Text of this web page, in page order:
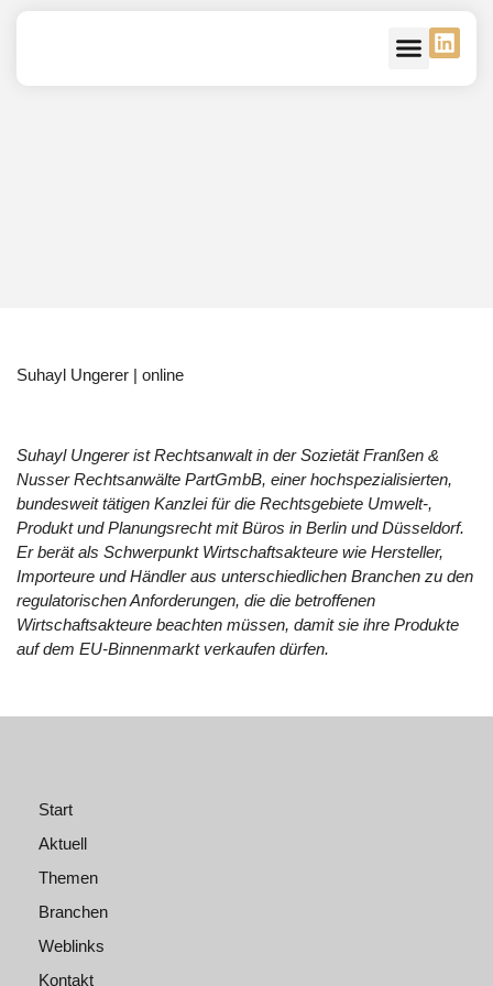
Suhayl Ungerer | online
Suhayl Ungerer ist Rechtsanwalt in der Sozietät Franßen &
Nusser Rechtsanwälte PartGmbB, einer hochspezialisierten,
bundesweit tätigen Kanzlei für die Rechtsgebiete Umwelt-,
Produkt und Planungsrecht mit Büros in Berlin und Düsseldorf.
Er berät als Schwerpunkt Wirtschaftsakteure wie Hersteller,
Importeure und Händler aus unterschiedlichen Branchen zu den
regulatorischen Anforderungen, die die betroffenen
Wirtschaftsakteure beachten müssen, damit sie ihre Produkte
auf dem EU-Binnenmarkt verkaufen dürfen.
Start
Aktuell
Themen
Branchen
Weblinks
Kontakt